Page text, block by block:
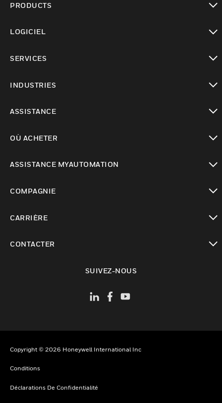
PRODUCTS
LOGICIEL
SERVICES
INDUSTRIES
ASSISTANCE
OÙ ACHETER
ASSISTANCE MYAUTOMATION
COMPAGNIE
CARRIÈRE
CONTACTER
SUIVEZ-NOUS
Copyright © 2026 Honeywell International Inc
Conditions
Déclarations De Confidentialité